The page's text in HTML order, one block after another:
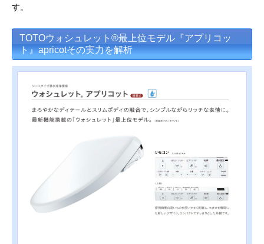
す。
TOTOウォシュレット®最上位モデル『アプリコッ
ト』apricotその実力を解析